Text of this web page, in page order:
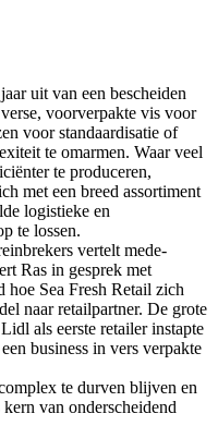
uit van een bescheiden
voorverpakte vis voor
voor standaardisatie of
te omarmen. Waar veel
te produceren,
met een breed assortiment
logistieke en
te lossen.
vertelt mede-
Ras in gesprek met
hoe Sea Fresh Retail zich
naar retailpartner. De grote
als eerste retailer instapte
business in vers verpakte
te durven blijven en
van onderscheidend